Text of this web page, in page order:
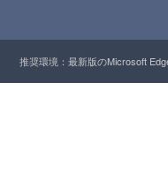
推奨環境：最新版のMicrosoft